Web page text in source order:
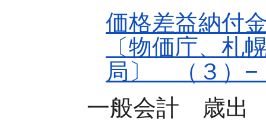
価格差益納付
〔物価庁、札
局〕 （３）−
一般会計 歳出